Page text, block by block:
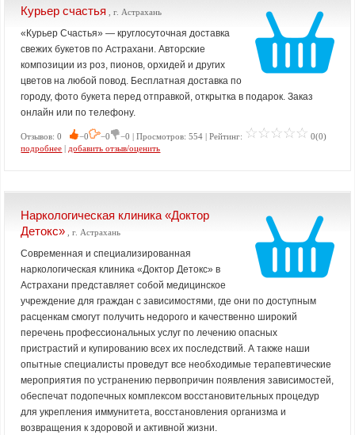
Курьер счастья , г. Астрахань
«Курьер Счастья» — круглосуточная доставка
свежих букетов по Астрахани. Авторские
композиции из роз, пионов, орхидей и других
цветов на любой повод. Бесплатная доставка по
городу, фото букета перед отправкой, открытка в подарок. Заказ
онлайн или по телефону.​
Отзывов: 0 −0 −0 −0 | Просмотров: 554 | Рейтинг:
0(0)
подробнее | добавить отзыв/оценить
Наркологическая клиника «Доктор
Детокс» , г. Астрахань
Современная и специализированная
наркологическая клиника «Доктор Детокс» в
Астрахани представляет собой медицинское
учреждение для граждан с зависимостями, где они по доступным
расценкам смогут получить недорого и качественно широкий
перечень профессиональных услуг по лечению опасных
пристрастий и купированию всех их последствий. А также наши
опытные специалисты проведут все необходимые терапевтические
мероприятия по устранению первопричин появления зависимостей,
обеспечат подопечных комплексом восстановительных процедур
для укрепления иммунитета, восстановления организма и
возвращения к здоровой и активной жизни.